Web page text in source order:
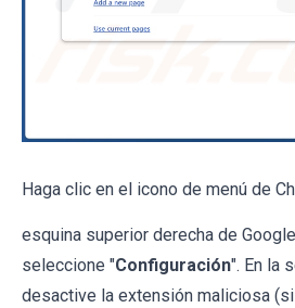
Haga clic en el icono de menú de
esquina superior derecha de
seleccione "Configuración". En la
desactive la extensión maliciosa